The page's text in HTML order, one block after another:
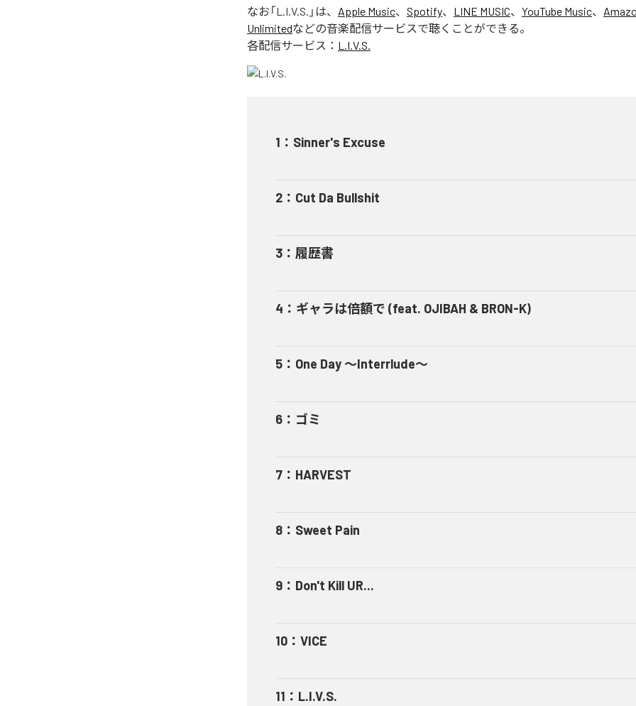
なお「L.I.V.S. 」は、 Apple Music、 Spotify、 LINE MUSIC、 YouTube Music、
Unlimitedなどの音楽配信サービスで聴くことができる。
各配信サービス： L.I.V.S.
1 ： Sinner's Excuse
2 ： Cut Da Bullshit
3 ： 履歴書
4 ： ギャラは倍額で (feat. OJIBAH & BRON-K)
5 ： One Day ～Interrlude～
6 ： ゴミ
7 ： HARVEST
8 ： Sweet Pain
9 ： Don't Kill UR...
10 ： VICE
11 ： L.I.V.S.